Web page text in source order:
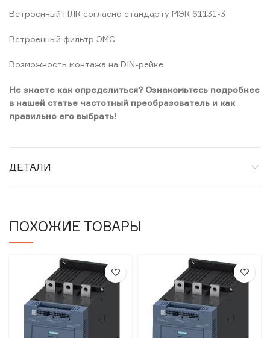
Встроенный ПЛК согласно стандарту МЭК 61131-3
Встроенный фильтр ЭМС
Возможность монтажа на DIN-рейке
Не знаете как определиться? Ознакомьтесь подробнее
в нашей статье частотный преобразователь и как
правильно его выбрать!
ДЕТАЛИ
ПОХОЖИЕ ТОВАРЫ